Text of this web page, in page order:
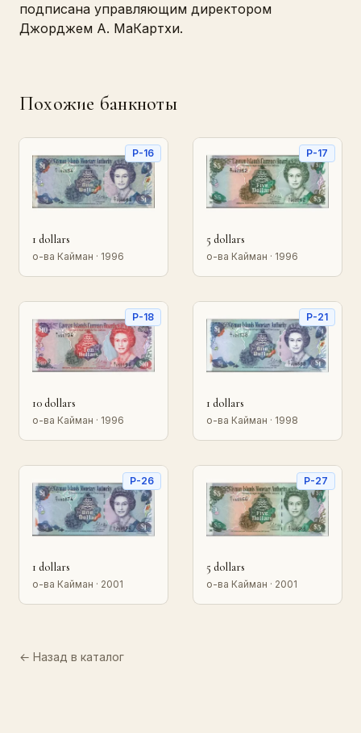
подписана управляющим директором
Джорджем А. МаКартхи.
Похожие банкноты
P-16
1 dollars
о-ва Кайман · 1996
P-17
5 dollars
о-ва Кайман · 1996
P-18
10 dollars
о-ва Кайман · 1996
P-21
1 dollars
о-ва Кайман · 1998
P-26
1 dollars
о-ва Кайман · 2001
P-27
5 dollars
о-ва Кайман · 2001
← Назад в каталог